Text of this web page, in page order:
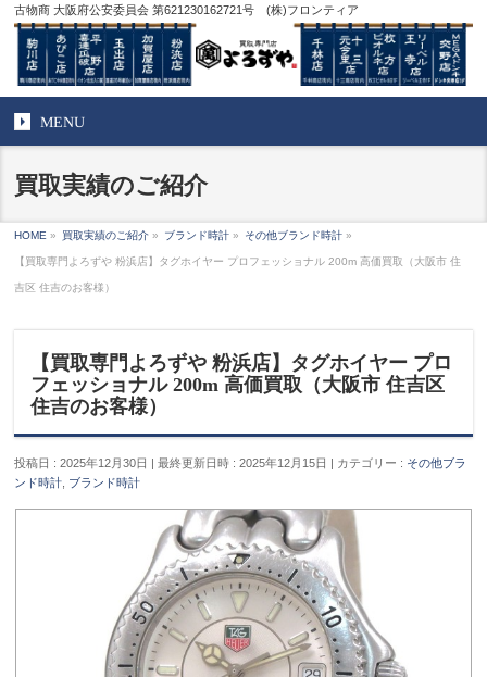
古物商 大阪府公安委員会 第621230162721号 (株)フロンティア
MENU
買取実績のご紹介
HOME » 買取実績のご紹介 » ブランド時計 » その他ブランド時計 »
【買取専門よろずや 粉浜店】タグホイヤー プロフェッショナル 200m 高価買取（大阪市 住
吉区 住吉のお客様）
【買取専門よろずや 粉浜店】タグホイヤー プロ
フェッショナル 200m 高価買取（大阪市 住吉区
住吉のお客様）
投稿日 : 2025年12月30日 最終更新日時 : 2025年12月15日 カテゴリー : その他ブラ
ンド時計 ブランド時計